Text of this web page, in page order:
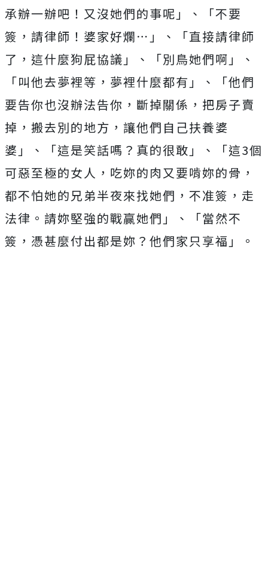
承辦一辦吧！又沒她們的事呢」、「不要
簽，請律師！婆家好爛⋯」、「直接請律師
了，這什麼狗屁協議」、「別鳥她們啊」、
「叫他去夢裡等，夢裡什麼都有」、「他們
要告你也沒辦法告你，斷掉關係，把房子賣
掉，搬去別的地方，讓他們自己扶養婆
婆」、「這是笑話嗎？真的很敢」、「這3個
可惡至極的女人，吃妳的肉又要啃妳的骨，
都不怕她的兄弟半夜來找她們，不准簽，走
法律。請妳堅強的戰贏她們」、「當然不
簽，憑甚麼付出都是妳？他們家只享福」。